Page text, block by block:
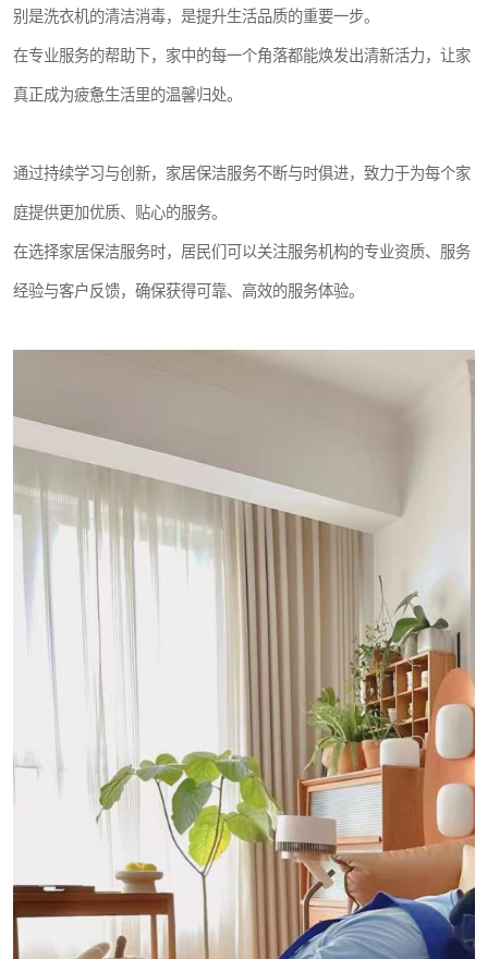
别是洗衣机的清洁消毒，是提升生活品质的重要一步。
在专业服务的帮助下，家中的每一个角落都能焕发出清新活力，让家
真正成为疲惫生活里的温馨归处。
通过持续学习与创新，家居保洁服务不断与时俱进，致力于为每个家
庭提供更加优质、贴心的服务。
在选择家居保洁服务时，居民们可以关注服务机构的专业资质、服务
经验与客户反馈，确保获得可靠、高效的服务体验。